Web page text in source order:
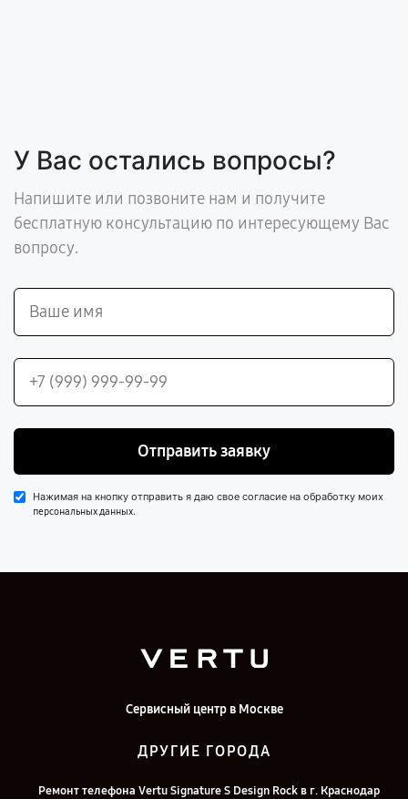
У Вас остались вопросы?
Напишите или позвоните нам и получите
бесплатную консультацию по интересующему Вас
вопросу.
Отправить заявку
Нажимая на кнопку отправить я даю свое согласие на обработку моих
персональных данных.
Сервисный центр в Москве
ДРУГИЕ ГОРОДА
Ремонт телефона Vertu Signature S Design Rock в г. Краснодар